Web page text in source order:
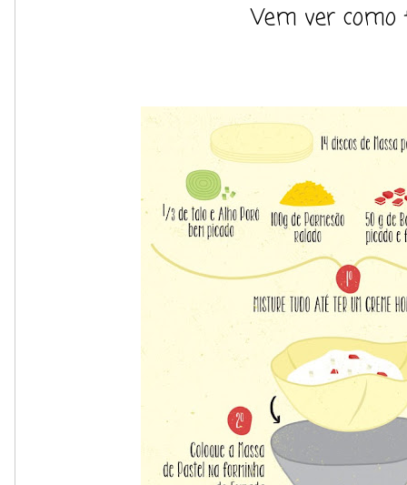
Vem ver como